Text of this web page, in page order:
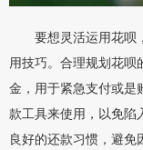
要想灵活运用花呗
用技巧。合理规划花呗
金，用于紧急支付或是
款工具来使用，以免陷
良好的还款习惯，避免